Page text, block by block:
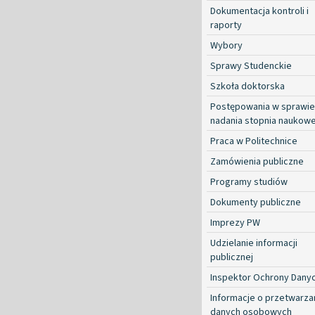
Dokumentacja kontroli i
raporty
Wybory
Sprawy Studenckie
Szkoła doktorska
Postępowania w sprawie
nadania stopnia
Praca w Politechnice
Zamówienia publiczne
Programy studiów
Dokumenty publiczne
Imprezy PW
Udzielanie informacji
publicznej
Inspektor Ochrony
Informacje o
danych osobowych